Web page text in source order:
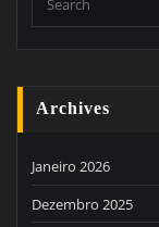
Archives
Janeiro 2026
Dezembro 2025